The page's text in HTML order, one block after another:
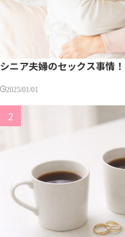
シニア夫婦のセックス事情
2025/01/01